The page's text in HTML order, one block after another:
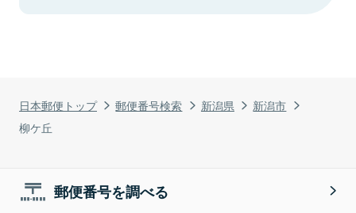
日本郵便トップ 郵便番号検索 新潟県
新潟市
柳ケ丘
郵便番号を調べる